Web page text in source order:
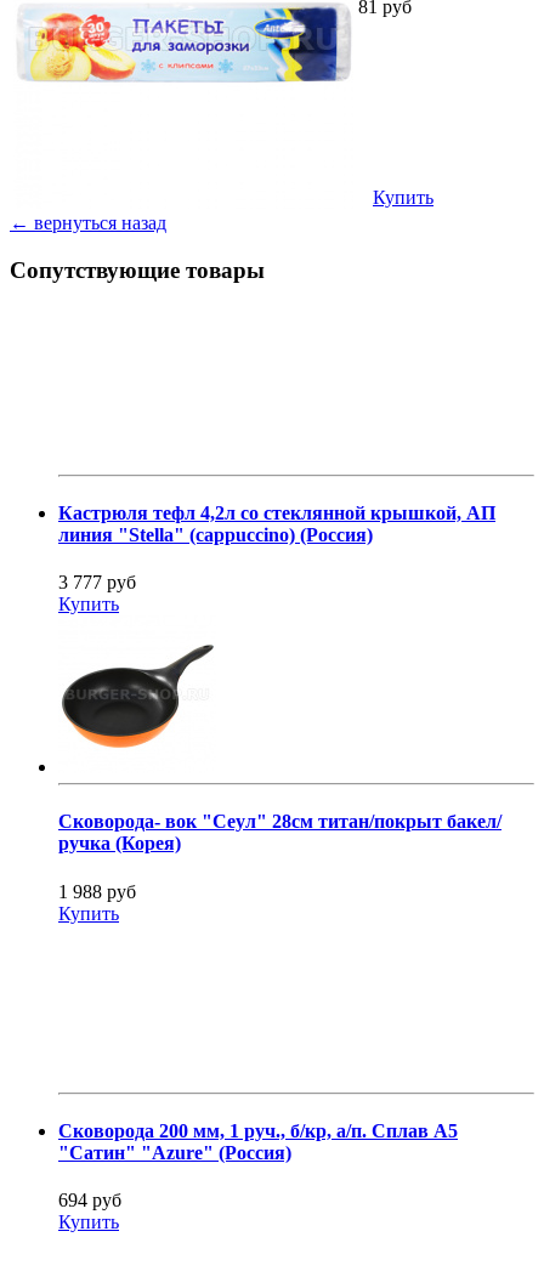
81 руб
Купить
← вернуться назад
Сопутствующие товары
Кастрюля тефл 4,2л со стеклянной крышкой, АП
линия "Stella" (cappuccino) (Россия)
3 777 руб
Купить
Сковорода- вок "Сеул" 28см титан/покрыт бакел/
ручка (Корея)
1 988 руб
Купить
Сковорода 200 мм, 1 руч., б/кр, а/п. Сплав А5
"Сатин" "Azure" (Россия)
694 руб
Купить